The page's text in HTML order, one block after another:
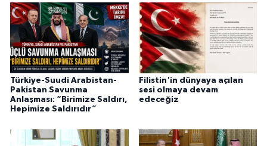
Türkiye-Suudi Arabistan-
Pakistan Savunma
Anlaşması: “Birimize Saldırı,
Hepimize Saldırıdır”
Filistin'in dünyaya açılan
sesi olmaya devam
edeceğiz